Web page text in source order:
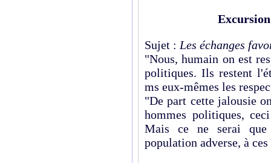
Sujet : Les échanges
"Nous, humain on est
politiques. Ils restent
ms eux-mêmes les
"De part cette jalousie
hommes politiques,
Mais ce ne serai
population adverse, à